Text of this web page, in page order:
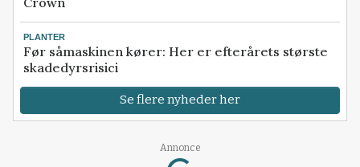
PLANTER
Før såmaskinen kører: Her er efterårets største
skadedyrsrisici
Se flere nyheder her
Annonce